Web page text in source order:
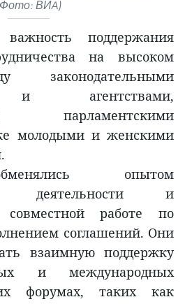
ВИA)
поддержания
на высоком
законодательными
и агентствами,
парламентскими
молодыми и женскими
опытом
деятельности и
совместной работе по
соглашений. Они
взаимную поддержку
и международных
форумах, таких как